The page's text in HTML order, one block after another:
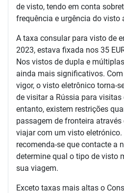
de visto, tendo em conta
frequência e urgência do visto
A taxa consular para visto de
2023, estava fixada nos 35
Nos vistos de dupla e
ainda mais significativos.
vigor, o visto eletrônico torna-
de visitar a Rússia para visitas
entanto, existem restrições
passagem de fronteira
viajar com um visto eletrónico.
recomenda-se que contacte a
determine qual o tipo de visto
sua viagem.
Exceto taxas mais altas o